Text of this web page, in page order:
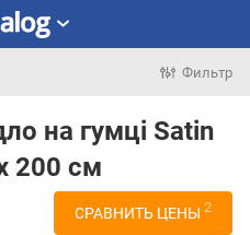
Фильтр
на гумці Satin
200 см
СРАВНИТЬ ЦЕНЫ 2